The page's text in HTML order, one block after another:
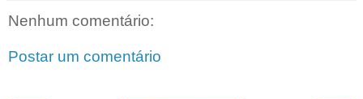
Nenhum comentário:
Postar um comentário